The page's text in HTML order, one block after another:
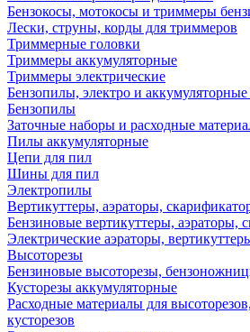
Бензокосы, мотокосы и триммеры
Лески, струны, корды для триммеров
Триммерные головки
Триммеры аккумуляторные
Триммеры электрические
Бензопилы, электро и
Бензопилы
Заточные наборы и расходные
Пилы аккумуляторные
Цепи для пил
Шины для пил
Электропилы
Вертикуттеры, аэраторы,
Бензиновые вертикуттеры, аэраторы,
Электрические аэраторы,
Высоторезы
Бензиновые высоторезы,
Кусторезы аккумуляторные
Расходные материалы для
кусторезов